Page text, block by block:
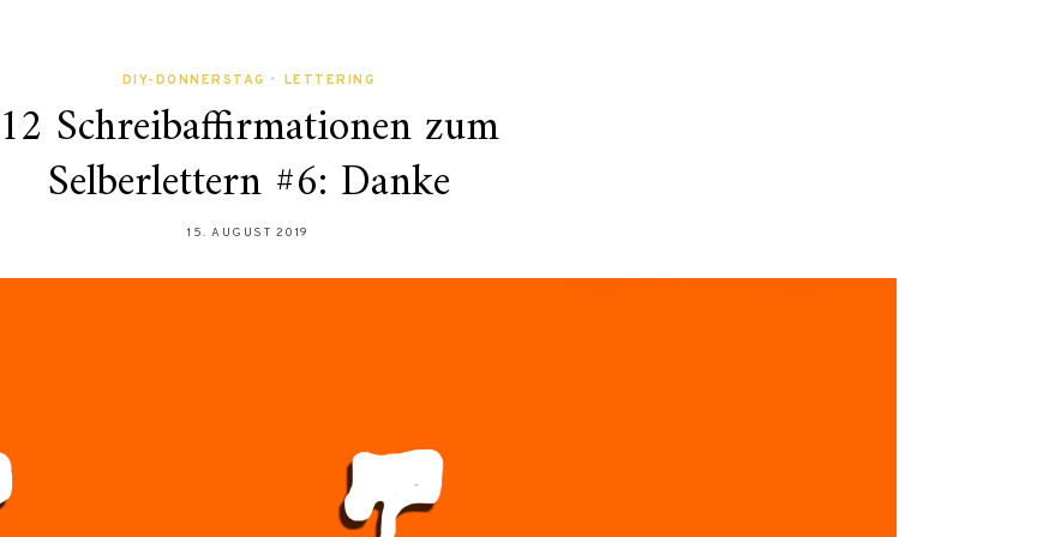
DIY-DONNERSTAG • LETTERING
12 Schreibaffirmationen zum
Selberlettern #6: Danke
15. AUGUST 2019